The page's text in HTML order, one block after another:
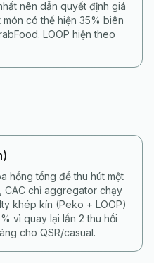
nên dẫn quyết định giá
có thể hiện 35% biên
LOOP hiện theo
hồng tổng để thu hút một
CAC chỉ aggregator chạy
khép kín (Peko + LOOP)
vì quay lại lần 2 thu hồi
cho QSR/casual.